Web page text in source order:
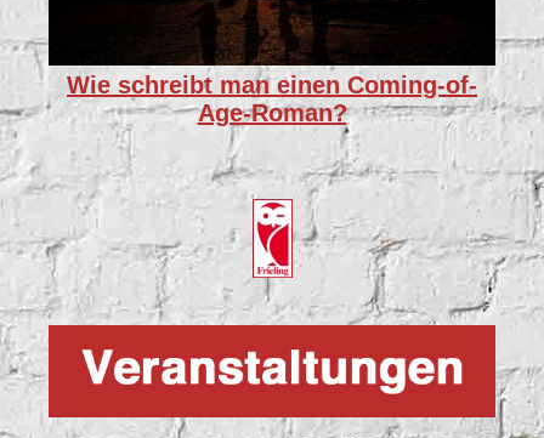
Wie schreibt man einen Coming-of-
Age-Roman?